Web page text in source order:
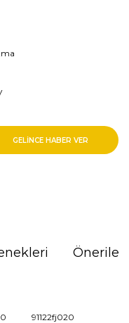
GELİNCE HABER VER
ve diğer
91122fj020